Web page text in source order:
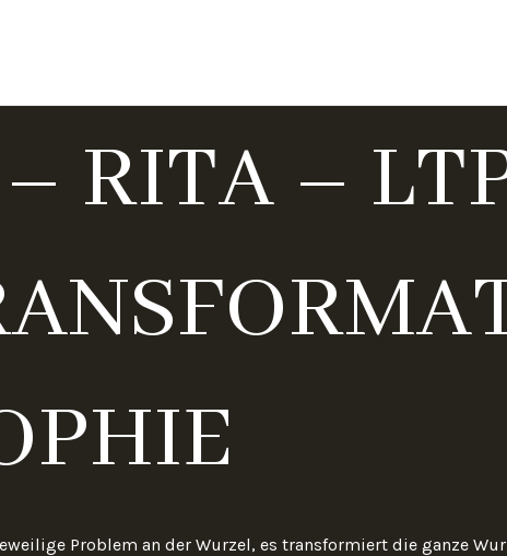
RITA –
Problem an der Wurzel, es transformiert die ganze